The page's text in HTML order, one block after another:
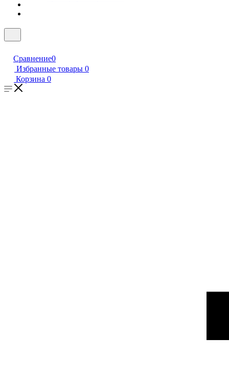
Сравнение0
Избранные товары 0
Корзина 0